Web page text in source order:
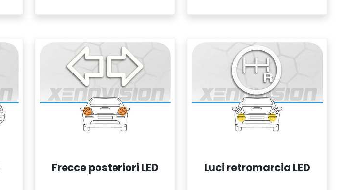
Frecce posteriori LED Luci retromarcia LED